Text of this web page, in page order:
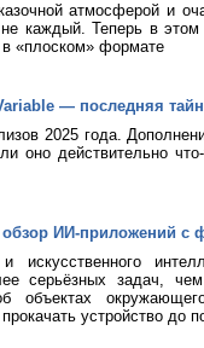
атмосферой и
каждый. Теперь в
«плоском» формате
— последняя
2025 года.
оно действительно
обзор ИИ-приложений
искусственного
серьёзных задач,
объектах
устройство до